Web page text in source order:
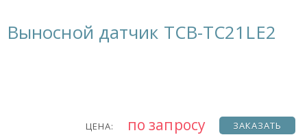
Выносной датчик TCB-TC21LE2
ЦЕНА: по запросу ЗАКАЗАТЬ